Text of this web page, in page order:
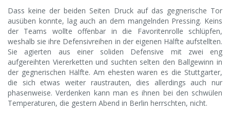
Dass keine der beiden Seiten Druck auf das gegnerische Tor
ausüben konnte, lag auch an dem mangelnden Pressing. Keins
der Teams wollte offenbar in die Favoritenrolle schlüpfen,
weshalb sie ihre Defensivreihen in der eigenen Hälfte aufstellten.
Sie agierten aus einer soliden Defensive mit zwei eng
aufgereihten Viererketten und suchten selten den Ballgewinn in
der gegnerischen Hälfte. Am ehesten waren es die Stuttgarter,
die sich etwas weiter raustrauten, dies allerdings auch nur
phasenweise. Verdenken kann man es ihnen bei den schwülen
Temperaturen, die gestern Abend in Berlin herrschten, nicht.